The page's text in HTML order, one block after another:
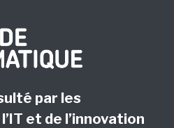
par les
et de l’innovation